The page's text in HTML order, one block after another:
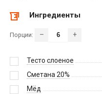
Ингредиенты
Порции: – +
Тесто слоеное
Сметана 20%
Мёд